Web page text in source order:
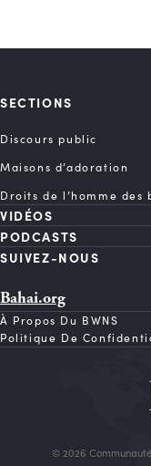
SECTIONS
Discours public
Maisons d’adoration
Droits de l’homme des
VIDÉOS
PODCASTS
SUIVEZ-NOUS
Bahai.org
À Propos Du BWNS
Politique De
© 2026